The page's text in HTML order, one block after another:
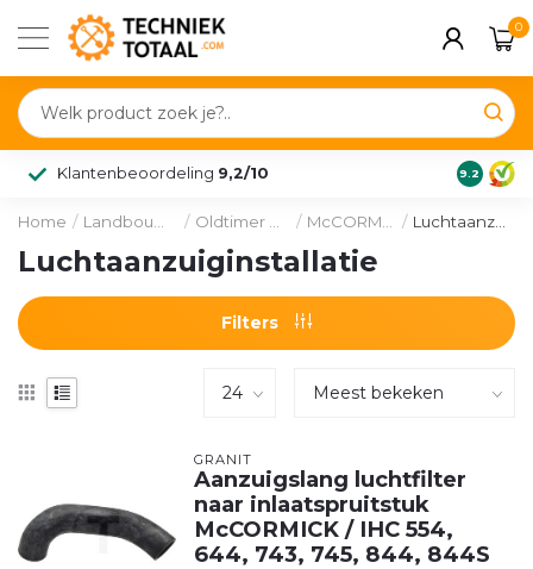
0
Klantenbeoordeling 9,2/10 9.2
Home / / / /
Luchtaanzuiginstallatie
Filters
GRANIT
Aanzuigslang luchtfilter
naar inlaatspruitstuk
McCORMICK / IHC 554,
644, 743, 745, 844, 844S